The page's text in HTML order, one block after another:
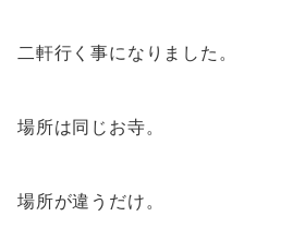
二軒行く事になりました。
場所は同じお寺。
場所が違うだけ。